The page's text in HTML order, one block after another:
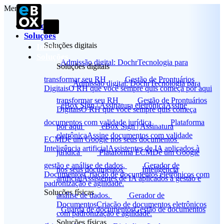
Início
Soluções digitais
Admissão digital: DochrTecnologia para
transformar seu RH
Gestão de Prontuários
DigitaisO RH que você sempre quis começa
por aqui
eBox Sign | Assinatura
eletrônicaAssine documentos com validade
jurídica
Plataforma ECMDê um Google
nos seus documentos
Inteligência
artificialAssistentes de IA aplicados à gestão e
análise de dados.
Gerador de
DocumentosCriação de documentos eletrônicos
com padronização e agilidade.
Soluções físicas
Menu
Início
Soluções
Soluções digitais
Admissão digital: DochrTecnologia para
transformar seu RH
Gestão de Prontuários
DigitaisO RH que você sempre quis começa por aqui
eBox Sign | Assinatura eletrônicaAssine
documentos com validade jurídica
Plataforma
ECMDê um Google nos seus documentos
Inteligência artificialAssistentes de IA aplicados à
gestão e análise de dados.
Gerador de
DocumentosCriação de documentos eletrônicos com
padronização e agilidade.
Soluções físicas
Guarda de documentosGestão de documentos